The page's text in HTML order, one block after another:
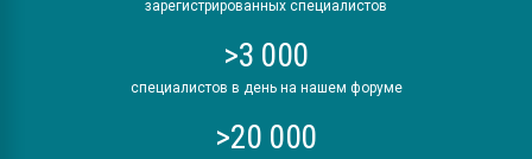
зарегистрированных специалистов
>3 000
специалистов в день на нашем форуме
>20 000